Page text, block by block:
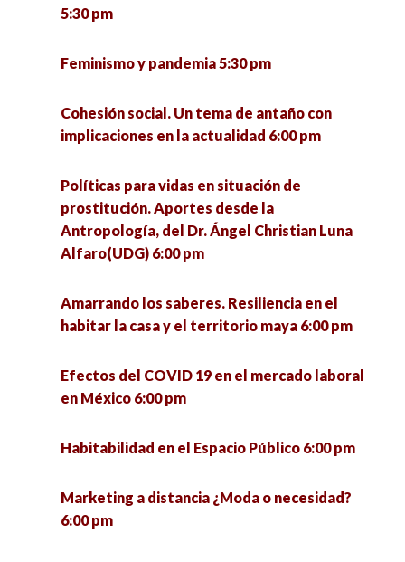
5:30 pm
Feminismo y pandemia 5:30 pm
Cohesión social. Un tema de antaño con
implicaciones en la actualidad 6:00 pm
Políticas para vidas en situación de
prostitución. Aportes desde la
Antropología, del Dr. Ángel Christian Luna
Alfaro(UDG) 6:00 pm
Amarrando los saberes. Resiliencia en el
habitar la casa y el territorio maya 6:00 pm
Efectos del COVID 19 en el mercado laboral
en México 6:00 pm
Habitabilidad en el Espacio Público 6:00 pm
Marketing a distancia ¿Moda o necesidad?
6:00 pm